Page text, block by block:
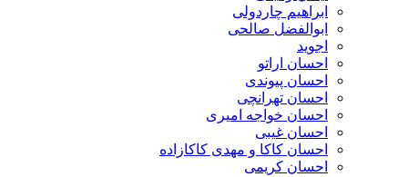
ابراهیم چاردولی
ابوالفضل صالحی
اجوید
احسان اراتو
احسان پیوندی
احسان تهرانچی
احسان خواجه امیری
احسان غیبی
احسان کاکا و مهدی کاکازاده
احسان کریمی